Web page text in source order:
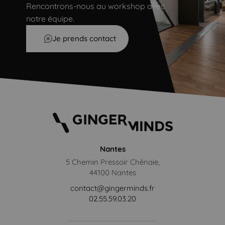
Rencontrons-nous au workshop avec
notre équipe.
Je prends contact
Nantes
5 Chemin Pressoir Chênaie,
44100 Nantes
contact@gingerminds.fr
02.55.59.03.20